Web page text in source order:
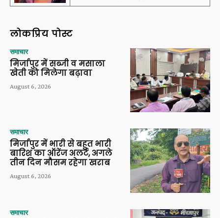
लोकप्रिय पोस्ट
समाचार
मिर्जापुर में सब्जी व मसाला
खेती को मिलेगा बढ़ावा
August 6, 2026
समाचार
मिर्जापुर में भारी से बहुत भारी
बारिश का ऑरेंज अलर्ट, अगले
तीन दिन मौसम रहेगा खराब
August 6, 2026
समाचार